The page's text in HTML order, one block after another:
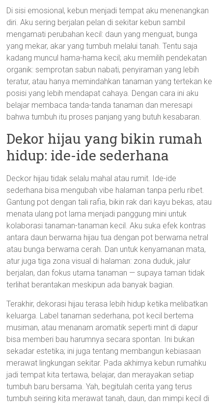
Di sisi emosional, kebun menjadi tempat aku menenangkan
diri. Aku sering berjalan pelan di sekitar kebun sambil
mengamati perubahan kecil: daun yang menguat, bunga
yang mekar, akar yang tumbuh melalui tanah. Tentu saja
kadang muncul hama-hama kecil; aku memilih pendekatan
organik: semprotan sabun nabati, penyiraman yang lebih
teratur, atau hanya memindahkan tanaman yang tertekan ke
posisi yang lebih mendapat cahaya. Dengan cara ini aku
belajar membaca tanda-tanda tanaman dan meresapi
bahwa tumbuh itu proses panjang yang butuh kesabaran.
Dekor hijau yang bikin rumah
hidup: ide-ide sederhana
Deckor hijau tidak selalu mahal atau rumit. Ide-ide
sederhana bisa mengubah vibe halaman tanpa perlu ribet.
Gantung pot dengan tali rafia, bikin rak dari kayu bekas, atau
menata ulang pot lama menjadi panggung mini untuk
kolaborasi tanaman-tanaman kecil. Aku suka efek kontras
antara daun berwarna hijau tua dengan pot berwarna netral
atau bunga berwarna cerah. Dan untuk kenyamanan mata,
atur juga tiga zona visual di halaman: zona duduk, jalur
berjalan, dan fokus utama tanaman — supaya taman tidak
terlihat berantakan meskipun ada banyak bagian.
Terakhir, dekorasi hijau terasa lebih hidup ketika melibatkan
keluarga. Label tanaman sederhana, pot kecil bertema
musiman, atau menanam aromatik seperti mint di dapur
bisa memberi bau harumnya secara spontan. Ini bukan
sekadar estetika; ini juga tentang membangun kebiasaan
merawat lingkungan sekitar. Pada akhirnya kebun rumahku
jadi tempat kita tertawa, belajar, dan merayakan setiap
tumbuh baru bersama. Yah, begitulah cerita yang terus
tumbuh seiring kita merawat tanah, daun, dan mimpi kecil di